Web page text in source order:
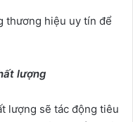
thương hiệu uy tín để
lượng
lượng sẽ tác động tiêu